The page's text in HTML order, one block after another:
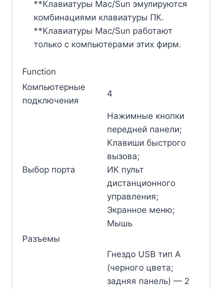
**Клавиатуры Mac/Sun эмулируются
комбинациями клавиатуры ПК.
**Клавиатуры Mac/Sun работают
только с компьютерами этих фирм.
Function
Компьютерные
подключения
4
Выбор порта
Нажимные кнопки
передней панели;
Клавиши быстрого
вызова;
ИК пульт
дистанционного
управления;
Экранное меню;
Мышь
Разъемы
Гнездо USB тип А
(черного цвета;
задняя панель) — 2